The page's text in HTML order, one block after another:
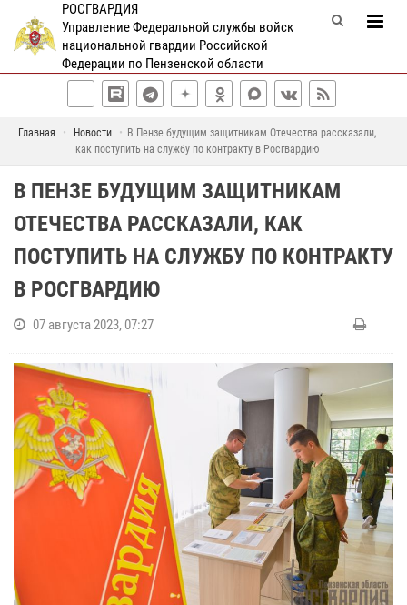
РОСГВАРДИЯ
Управление Федеральной службы войск
национальной гвардии Российской
Федерации по Пензенской области
Главная Новости
В Пензе будущим защитникам Отечества рассказали,
как поступить на службу по контракту в Росгвардию
В ПЕНЗЕ БУДУЩИМ ЗАЩИТНИКАМ
ОТЕЧЕСТВА РАССКАЗАЛИ, КАК
ПОСТУПИТЬ НА СЛУЖБУ ПО КОНТРАКТУ
В РОСГВАРДИЮ
07 августа 2023, 07:27